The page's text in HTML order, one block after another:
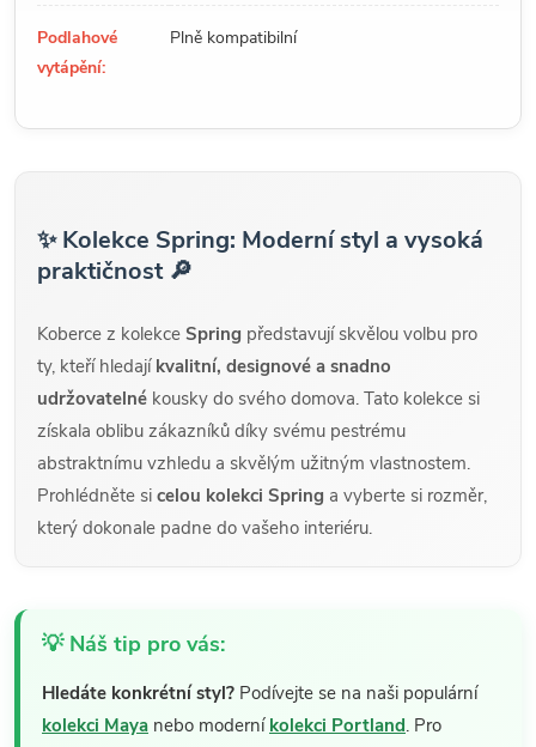
Podlahové
vytápění:
Plně kompatibilní
✨ Kolekce Spring: Moderní styl a vysoká
praktičnost 🔎
Koberce z kolekce Spring představují skvělou volbu pro
ty, kteří hledají kvalitní, designové a snadno
udržovatelné kousky do svého domova. Tato kolekce si
získala oblibu zákazníků díky svému pestrému
abstraktnímu vzhledu a skvělým užitným vlastnostem.
Prohlédněte si celou kolekci Spring a vyberte si rozměr,
který dokonale padne do vašeho interiéru.
💡 Náš tip pro vás:
Hledáte konkrétní styl? Podívejte se na naši populární
kolekci Maya nebo moderní kolekci Portland. Pro